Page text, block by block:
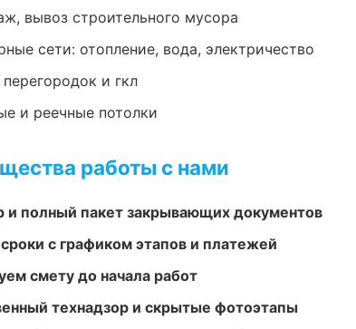
вывоз строительного мусора
сети: отопление, вода, электричество
и гкл
и реечные потолки
работы с нами
и полный пакет закрывающих документов
с графиком этапов и платежей
смету до начала работ
технадзор и скрытые фотоэтапы